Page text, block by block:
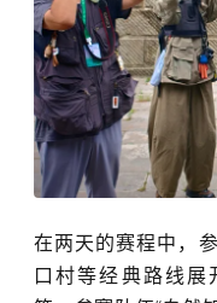
在两天的赛程中，
口村等经典路线